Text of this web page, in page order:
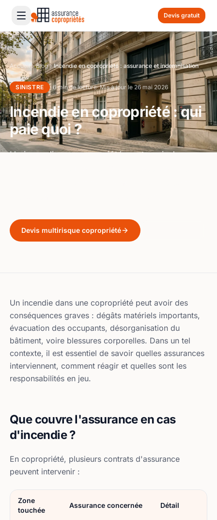
Devis gratuit
Accueil Blog Incendie en copropriété : assurance et indemnisation
SINISTRE · 6 min de lecture· Mis à jour le 26 mai 2026
Incendie en copropriété : qui
paie quoi ?
Un incendie en copropriété peut avoir des
Devis multirisque copropriété
Un incendie dans une copropriété peut avoir des
conséquences graves : dégâts matériels importants,
évacuation des occupants, désorganisation du
bâtiment, voire blessures corporelles. Dans un tel
contexte, il est essentiel de savoir quelles assurances
interviennent, comment réagir et quelles sont les
responsabilités en jeu.
Que couvre l'assurance en cas
d'incendie ?
En copropriété, plusieurs contrats d'assurance
peuvent intervenir :
Zone
touchée
Assurance concernée Détail